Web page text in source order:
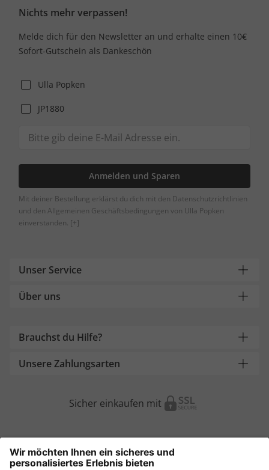
Nichts mehr verpassen!
Melde dich für den Newsletter an und erhalte einen 10€
Sofort-Gutschein als Dankeschön
Ulla Popken
JP1880
Anmelden und Sparen
Mit deiner Bestellung erklärst du dich mit den Datenschutzrichtlinien
und den Allgemeinen Geschäftsbedingungen von Ulla Popken
einverstanden. [+]
Unser Service
Über uns
Brauchst du Hilfe?
Unsere Zahlungsarten
Sicher einkaufen mit
Weitere Onlineshops